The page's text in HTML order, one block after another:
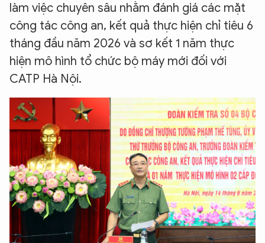
làm việc chuyên sâu nhằm đánh giá các mặt
công tác công an, kết quả thực hiện chỉ tiêu 6
tháng đầu năm 2026 và sơ kết 1 năm thực
hiện mô hình tổ chức bộ máy mới đối với
CATP Hà Nội.